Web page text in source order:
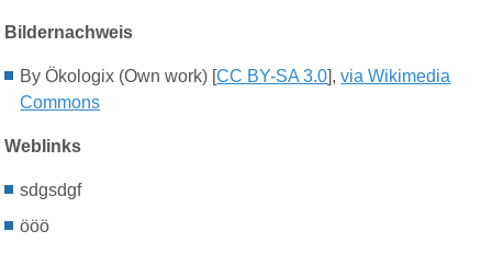
Bildernachweis
By Ökologix (Own work) [CC BY-SA 3.0],via Wikimedia
Commons
Weblinks
sdgsdgf
ööö